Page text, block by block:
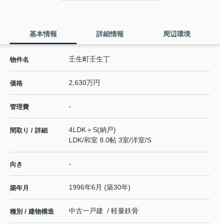
基本情報 詳細情報 周辺環境
物件名 壬生町壬生丁
価格 2,630万円
管理費 -
間取り / 詳細
4LDK＋S(納戸)
LDK/和室 8.0帖 3室/洋室/S
向き -
築年月 1996年6月 (築30年)
種別 / 建物構造 中古一戸建 / 軽量鉄骨